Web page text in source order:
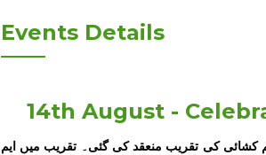
Events Details
14th August -
کشائی کی تقریب منعقد کی گئی۔ تقریب میں ایم